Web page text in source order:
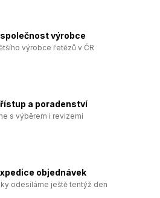
výrobce
výrobce řetězů v ČR
a poradenství
s výběrem i revizemi
objednávek
odesíláme ještě tentýž den